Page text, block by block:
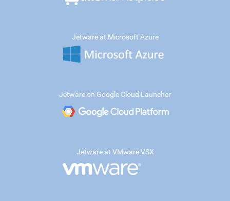
Jetware at Microsoft Azure
Jetware on Google Cloud Launcher
Jetware at VMware VSX